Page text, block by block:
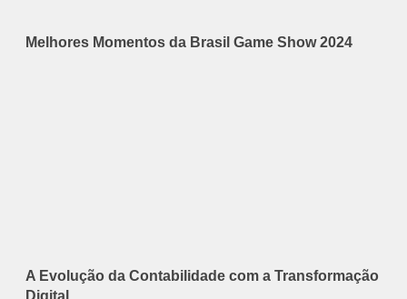
Melhores Momentos da Brasil Game Show 2024
A Evolução da Contabilidade com a Transformação